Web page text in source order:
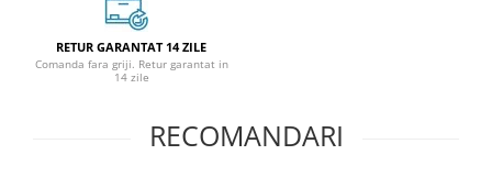
RETUR GARANTAT 14 ZILE
Comanda fara griji. Retur garantat in
14 zile
RECOMANDARI